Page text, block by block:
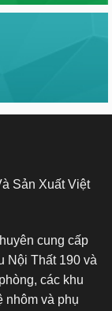
Sản Xuất Việt
cung cấp
Nội Thất 190 và
các khu
nhôm và phụ